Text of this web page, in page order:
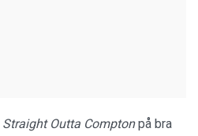
Straight Outta Comptonpå bra